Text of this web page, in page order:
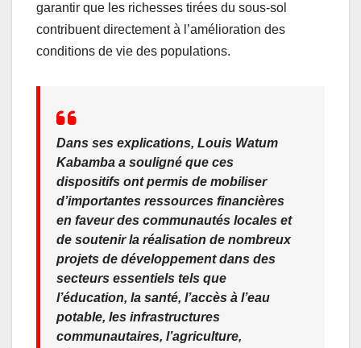
garantir que les richesses tirées du sous-sol
contribuent directement à l’amélioration des
conditions de vie des populations.
Dans ses explications, Louis Watum
Kabamba a souligné que ces
dispositifs ont permis de mobiliser
d’importantes ressources financières
en faveur des communautés locales et
de soutenir la réalisation de nombreux
projets de développement dans des
secteurs essentiels tels que
l’éducation, la santé, l’accès à l’eau
potable, les infrastructures
communautaires, l’agriculture,